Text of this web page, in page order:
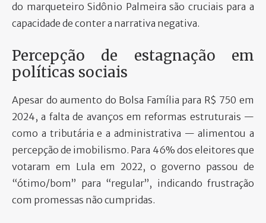
do marqueteiro Sidônio Palmeira são cruciais para a
capacidade de conter a narrativa negativa.
Percepção de estagnação em
políticas sociais
Apesar do aumento do Bolsa Família para R$ 750 em
2024, a falta de avanços em reformas estruturais —
como a tributária e a administrativa — alimentou a
percepção de imobilismo. Para 46% dos eleitores que
votaram em Lula em 2022, o governo passou de
“ótimo/bom” para “regular”, indicando frustração
com promessas não cumpridas.